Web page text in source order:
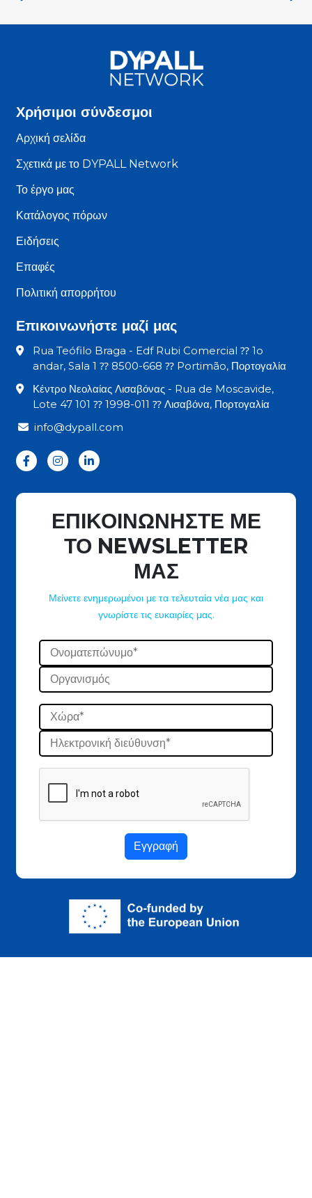
Χρήσιμοι σύνδεσμοι
Αρχική σελίδα
Σχετικά με το DYPALL Network
Το έργο μας
Κατάλογος πόρων
Ειδήσεις
Επαφές
Πολιτική απορρήτου
Επικοινωνήστε μαζί μας
Rua Teófilo Braga - Edf Rubi Comercial ⁇ 1o
andar, Sala 1 ⁇ 8500-668 ⁇ Portimão, Πορτογαλία
Κέντρο Νεολαίας Λισαβόνας - Rua de Moscavide,
Lote 47 101 ⁇ 1998-011 ⁇ Λισαβόνα, Πορτογαλία
info@dypall.com
ΕΠΙΚΟΙΝΩΝΗΣΤΕ ΜΕ
ΤΟ NEWSLETTER
ΜΑΣ
Μείνετε ενημερωμένοι με τα τελευταία νέα μας και
γνωρίστε τις ευκαιρίες μας.